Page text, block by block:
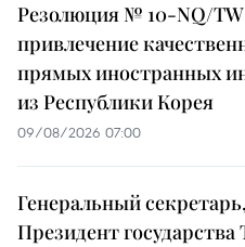
Резолюция № 10-NQ/
привлечение
прямых иностранных
из Республики Корея
09/08/2026 07:00
Генеральный секретарь,
Президент государства